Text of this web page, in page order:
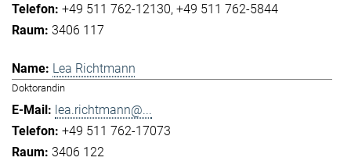
+49 511 762-12130 +49 511 762-5844
3406 117
Lea Richtmann
Doktorandin
lea.richtmann@...
+49 511 762-17073
3406 122